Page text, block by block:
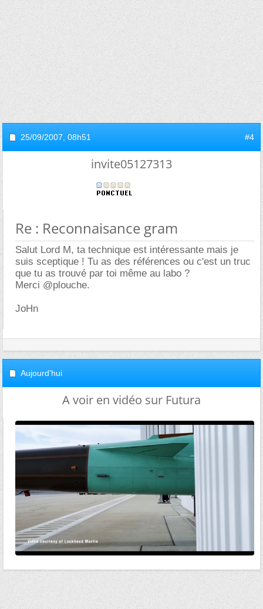
25/09/2007, 08h51 #4
invite05127313
Re : Reconnaisance gram
Salut Lord M, ta technique est intéressante mais je
suis sceptique ! Tu as des références ou c'est un truc
que tu as trouvé par toi même au labo ?
Merci @plouche.
JoHn
Aujourd'hui
A voir en vidéo sur Futura